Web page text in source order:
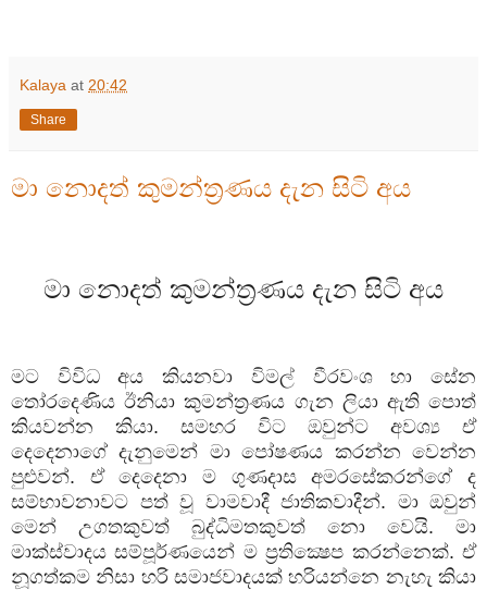
Kalaya at 20:42
Share
මා නොදත් කුමන්ත්‍රණය දැන සිටි අය
මා නොදත් කුමන්ත්‍රණය දැන සිටි අය
මට විවිධ අය කියනවා විමල් වීරවංශ හා
සේන
තෝරදෙණිය ඊනියා කුමන්ත්‍රණය ගැන ලියා ඇති පොත්
කියවන්න
කියා. සමහර විට ඔවුන්ට අවශ්‍ය
ඒ
දෙදෙනාගේ දැනුමෙන් මා පෝෂණය කරන්න වෙන්න
පුළුවන්. ඒ දෙදෙනා ම ගුණදාස අමරසේකරන්ගේ
ද
සම්භාවනාවට පත් වූ වාමවාදී ජාතිකවාදීන්. මා ඔවුන්
මෙන්
උගතකුවත් බුද්ධිමතකුවත් නො වෙයි. මා
මාක්ස්වාදය සම්පූර්ණයෙන් ම ප්‍රතික්‍ෂෙප කරන්නෙක්.ඒ
නූගත්කම නිසා හරි සමාජවාදයක් හරියන්නෙ නැහැ කියා